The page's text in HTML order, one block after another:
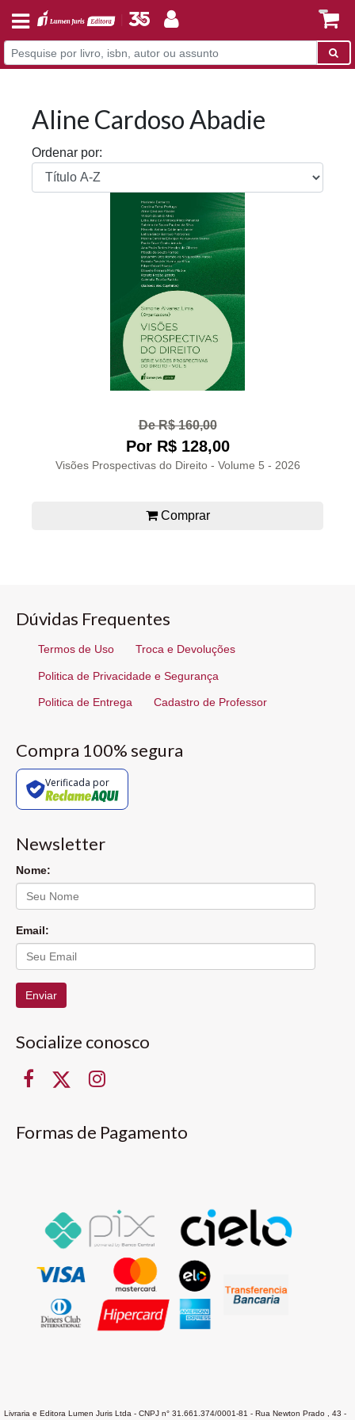
Aline Cardoso Abadie
Ordenar por:
De R$ 160,00
Por R$ 128,00
Visões Prospectivas do Direito - Volume 5 - 2026
Comprar
Dúvidas Frequentes
Termos de Uso Troca e Devoluções
Politica de Privacidade e Segurança
Politica de Entrega Cadastro de Professor
Compra 100% segura
Verificada por
Newsletter
Nome:
Email:
Enviar
Socialize conosco
Formas de Pagamento
Livraria e Editora Lumen Juris Ltda - CNPJ n° 31.661.374/0001-81 - Rua Newton Prado , 43 -